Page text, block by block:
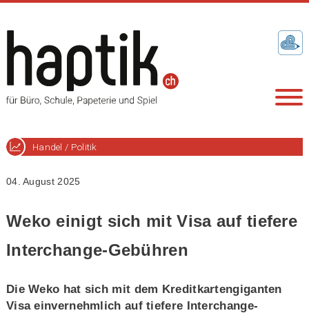
Handel / Politik
04. August 2025
Weko einigt sich mit Visa auf tiefere
Interchange-Gebühren
Die Weko hat sich mit dem Kreditkartengiganten
Visa einvernehmlich auf tiefere Interchange-